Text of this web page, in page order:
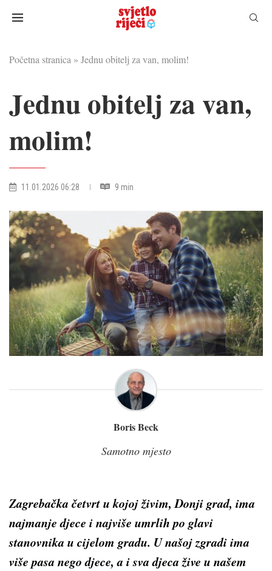
Početna stranica » Jednu obitelj za van, molim!
Jednu obitelj za van,
molim!
11.01.2026 06:28 9 min
Boris Beck
Samotno mjesto
Zagrebačka četvrt u kojoj živim, Donji grad, ima
najmanje djece i najviše umrlih po glavi
stanovnika u cijelom gradu. U našoj zgradi ima
više pasa nego djece, a i sva djeca žive u našem